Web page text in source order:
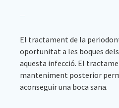
El tractament de la
oportunitat a les boques
aquesta infecció. El
manteniment posterior
aconseguir una boca sana.